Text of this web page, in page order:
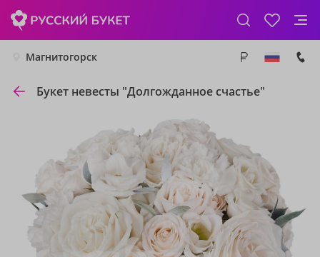
Магнитогорск
Букет невесты "Долгожданное счастье"